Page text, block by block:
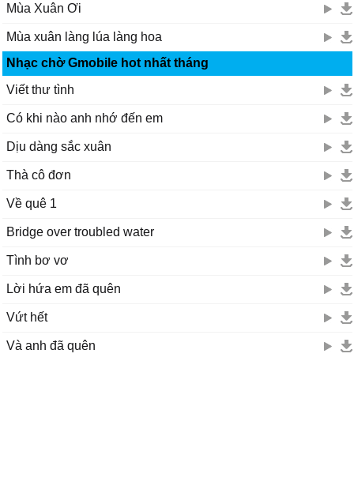
Mùa Xuân Ơi
Mùa xuân làng lúa làng hoa
Nhạc chờ Gmobile hot nhất tháng
Viết thư tình
Có khi nào anh nhớ đến em
Dịu dàng sắc xuân
Thà cô đơn
Về quê 1
Bridge over troubled water
Tình bơ vơ
Lời hứa em đã quên
Vứt hết
Và anh đã quên